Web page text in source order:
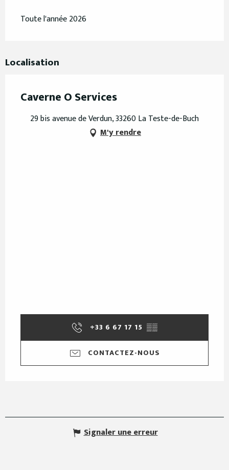
Toute l'année 2026
Localisation
Caverne O Services
29 bis avenue de Verdun, 33260 La Teste-de-Buch
M'y rendre
+33 6 67 17 15 ▒▒
CONTACTEZ-NOUS
Signaler une erreur